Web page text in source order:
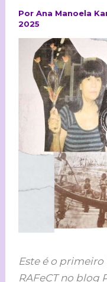
Por Ana Manoela
2025
Este é o
RAFeCT no blog